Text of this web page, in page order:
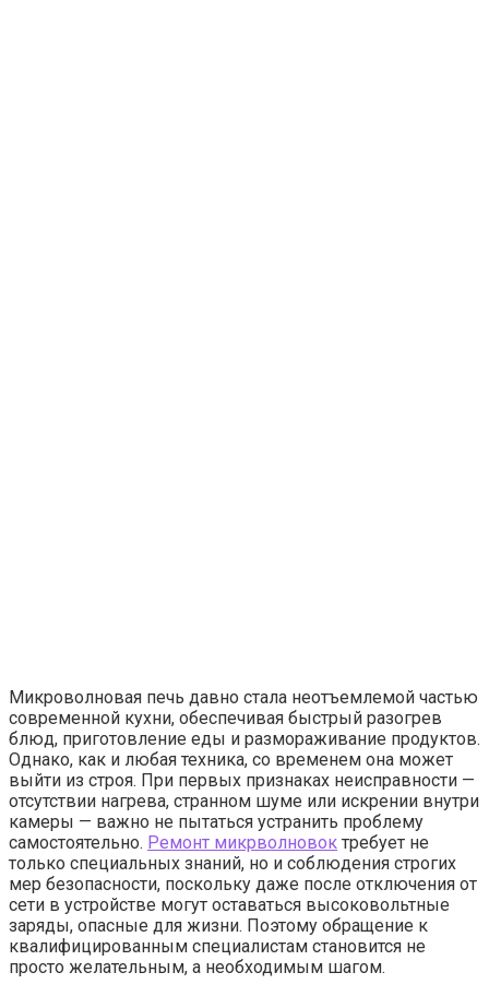
Микроволновая печь давно стала неотъемлемой частью
современной кухни, обеспечивая быстрый разогрев
блюд, приготовление еды и размораживание продуктов.
Однако, как и любая техника, со временем она может
выйти из строя. При первых признаках неисправности —
отсутствии нагрева, странном шуме или искрении внутри
камеры — важно не пытаться устранить проблему
самостоятельно. Ремонт микрволновок требует не
только специальных знаний, но и соблюдения строгих
мер безопасности, поскольку даже после отключения от
сети в устройстве могут оставаться высоковольтные
заряды, опасные для жизни. Поэтому обращение к
квалифицированным специалистам становится не
просто желательным, а необходимым шагом.